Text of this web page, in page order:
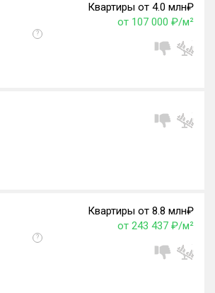
?
Квартиры от 4.0 млн₽
от 107 000 ₽/м²
?
Квартиры от 8.8 млн₽
от 243 437 ₽/м²